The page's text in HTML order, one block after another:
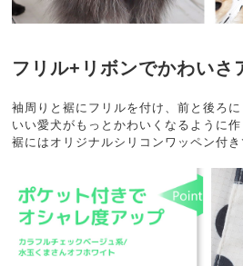
フリル+リボンでかわいさ
袖周りと裾にフリルを付け、前と後ろ
いい愛犬がもっとかわいくなるように作
裾にはオリジナルシリコンワッペン付き